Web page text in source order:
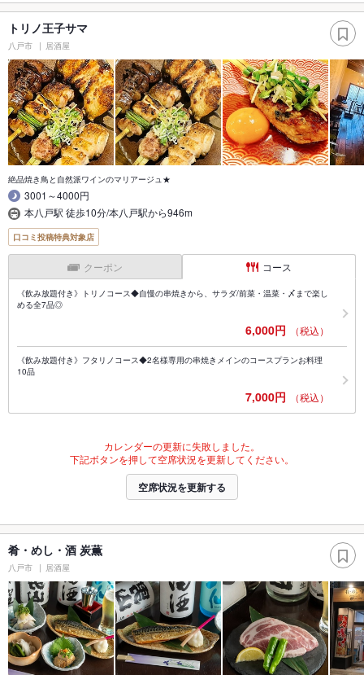
トリノ王子サマ
八戸市 居酒屋
絶品焼き鳥と自然派ワインのマリアージュ★
3001～4000円
本八戸駅 徒歩10分/本八戸駅から946m
口コミ投稿特典対象店
クーポン コース
《飲み放題付き》トリノコース◆自慢の串焼きから、サラダ/前菜・温菜・〆まで楽し
める全7品◎
6,000円 （税込）
《飲み放題付き》フタリノコース◆2名様専用の串焼きメインのコースプランお料理
10品
7,000円 （税込）
カレンダーの更新に失敗しました。
下記ボタンを押して空席状況を更新してください。
空席状況を更新する
肴・めし・酒 炭薫
八戸市 居酒屋